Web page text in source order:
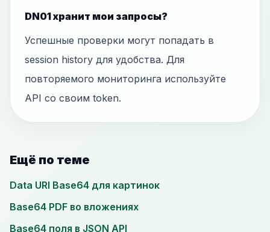
DN01 хранит мои запросы?
Успешные проверки могут попадать в
session history для удобства. Для
повторяемого мониторинга используйте
API со своим token.
Ещё по теме
Data URI Base64 для картинок
Base64 PDF во вложениях
Base64 поля в JSON API